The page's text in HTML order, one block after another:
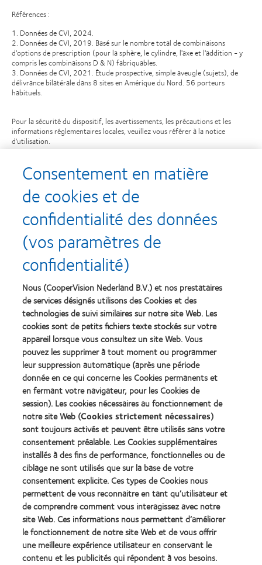
Références :
1. Données de CVI, 2024.
2. Données de CVI, 2019. Basé sur le nombre total de combinaisons
d'options de prescription (pour la sphère, le cylindre, l'axe et l'addition - y
compris les combinaisons D & N) fabriquables.
3. Données de CVI, 2021. Étude prospective, simple aveugle (sujets), de
délivrance bilatérale dans 8 sites en Amérique du Nord. 56 porteurs
habituels.
Pour la sécurité du dispositif, les avertissements, les précautions et les
informations réglementaires locales, veuillez vous référer à la notice
d'utilisation.
Recompenses
Learn
more
about
Récompense
Silmo
d’Or
du
meilleur
produit
pour
MyDay™
(2013)
Learn
more
about
Contact
Lens
Product
of
the
Year
(2013)
Learn
more
about
2012
&
2010
Best
Companies
for
Leaders
(2012)
Learn
more
about
2011
Best
Factory
Awards
(2011)
Learn
more
about
ODMA
2011
(2011)
Learn
more
about
2012
REBRAND
100®
Global
Award
(2012)
Nos produits
Consentement en matière
de cookies et de
confidentialité des données
(vos paramètres de
confidentialité)
Nous (CooperVision Nederland B.V.) et nos prestataires
de services désignés utilisons des Cookies et des
technologies de suivi similaires sur notre site Web. Les
cookies sont de petits fichiers texte stockés sur votre
appareil lorsque vous consultez un site Web. Vous
pouvez les supprimer à tout moment ou programmer
leur suppression automatique (après une période
donnée en ce qui concerne les Cookies permanents et
en fermant votre navigateur, pour les Cookies de
session). Les cookies nécessaires au fonctionnement de
notre site Web (Cookies strictement nécessaires)
sont toujours activés et peuvent être utilisés sans votre
consentement préalable. Les Cookies supplémentaires
installés à des fins de performance, fonctionnelles ou de
ciblage ne sont utilisés que sur la base de votre
consentement explicite. Ces types de Cookies nous
permettent de vous reconnaitre en tant qu’utilisateur et
de comprendre comment vous interagissez avec notre
site Web. Ces informations nous permettent d’améliorer
le fonctionnement de notre site Web et de vous offrir
une meilleure expérience utilisateur en conservant le
contenu et les publicités qui répondent à vos besoins.